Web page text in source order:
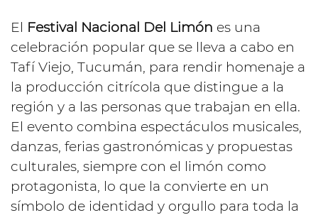
El Festival Nacional Del Limón es una
celebración popular que se lleva a cabo en
Tafí Viejo, Tucumán, para rendir homenaje a
la producción citrícola que distingue a la
región y a las personas que trabajan en ella.
El evento combina espectáculos musicales,
danzas, ferias gastronómicas y propuestas
culturales, siempre con el limón como
protagonista, lo que la convierte en un
símbolo de identidad y orgullo para toda la